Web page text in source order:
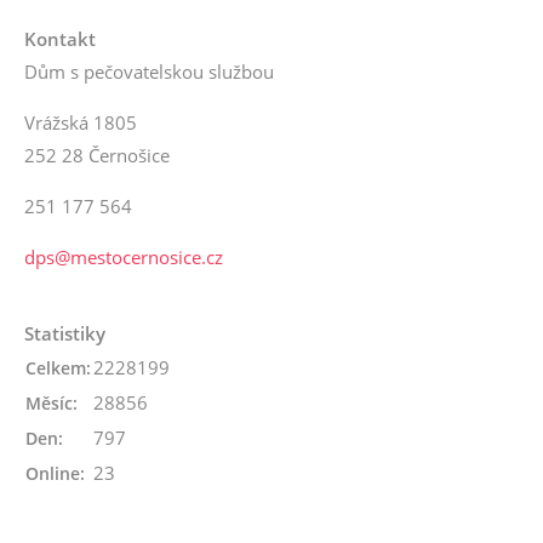
Kontakt
Dům s pečovatelskou službou
Vrážská 1805
252 28 Černošice
251 177 564
dps@mestocernosice.cz
Statistiky
Online: 23
Celkem: 2228199
Měsíc: 28856
Den: 797